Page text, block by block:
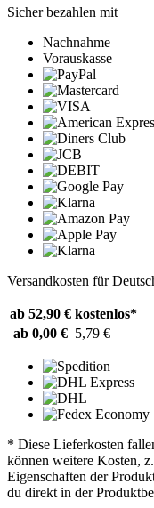
Sicher bezahlen mit
Nachnahme
Vorauskasse
Versandkosten für
ab 52,90 € kostenlos*
ab 0,00 € 5,79 €
* Diese Lieferkosten
können weitere Kosten,
Eigenschaften der
du direkt in der